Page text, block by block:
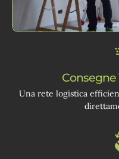
Consegne
Una rete logistica